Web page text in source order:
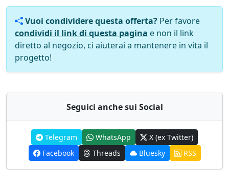
Vuoi condividere questa offerta? Per favore
condividi il link di questa pagina e non il link
diretto al negozio, ci aiuterai a mantenere in vita il
progetto!
Seguici anche sui Social
Telegram WhatsApp
X (ex Twitter)
Facebook
Threads Bluesky RSS